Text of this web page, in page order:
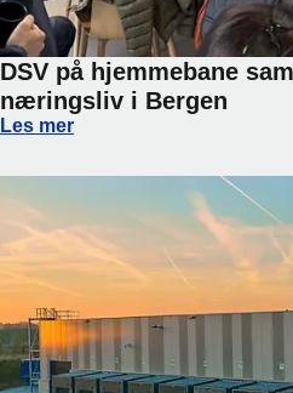
DSV på hjemmebane
næringsliv i Bergen
DSV på hjemmebane samlet
Les mer